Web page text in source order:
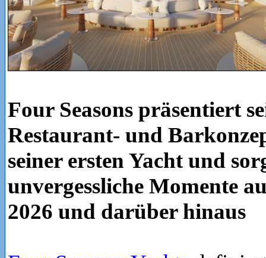
Four Seasons präsentiert
Restaurant- und
seiner ersten Yacht und
unvergessliche Momente
2026 und darüber hinaus